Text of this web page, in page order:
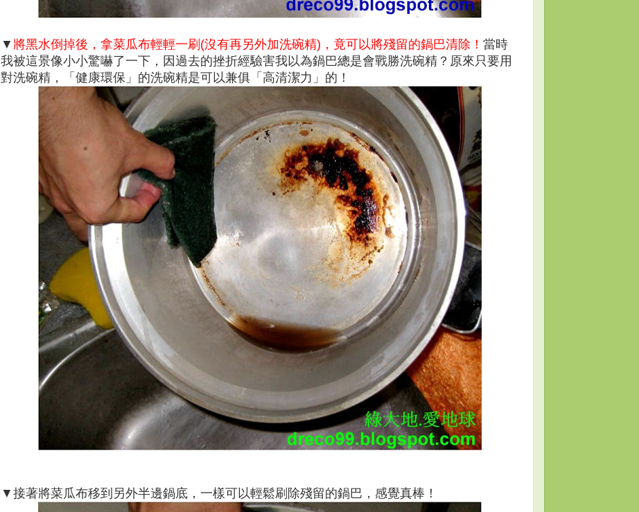
▼ 將黑水倒掉後 ，拿菜瓜布輕輕一刷(沒有再另外加洗碗精) ， 竟可以將殘留的鍋巴清除 ！ 當時
我被這景像小小驚嚇了一下 ， 因過去的挫折經驗害我以為鍋巴總是會戰勝洗碗精 ？原來只要用
對洗碗精 ， 「 健康環保 」的洗碗精是可以兼俱 「高清潔力 」 的 ！
▼接著將菜瓜布移到另外半邊鍋底 ，一樣可以輕鬆刷除殘留的鍋巴 ， 感覺真棒 ！